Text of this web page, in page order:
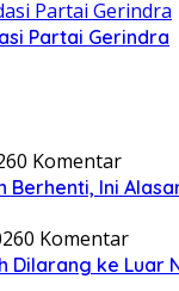
Partai Gerindra
0 Komentar
Berhenti, Ini
0 Komentar
Dilarang ke Luar